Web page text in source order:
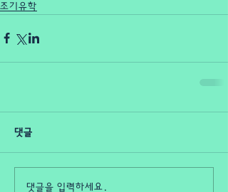
조기유학
댓글
댓글을 입력하세요.